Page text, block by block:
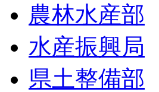
農林水産部
水産振興局
県土整備部